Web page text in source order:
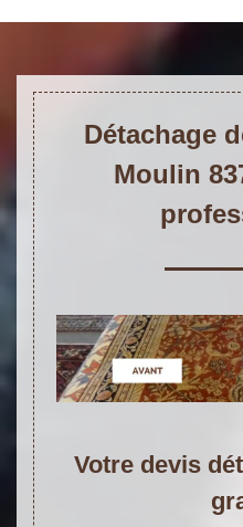
Détachage
Moulin
Votre devis